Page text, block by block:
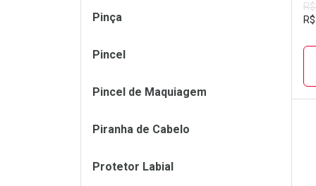
R$
Pinça
Pincel
Pincel de Maquiagem
Piranha de Cabelo
Protetor Labial